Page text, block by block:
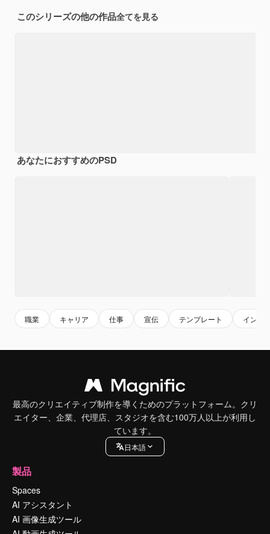
このシリーズの他の作品全てを見る
あなたにおすすめのPSD
職業 キャリア 仕事 宣伝 テンプレート インフ
最高のクリエイティブ制作を導くためのプラットフォーム。クリ
エイター、企業、代理店、スタジオを含む100万人以上が利用し
ています。
日本語
製品
Spaces
AI アシスタント
AI 画像生成ツール